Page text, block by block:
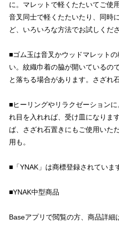
に。マレットで軽くたたいてご使
音叉同士で軽くたたいたり、同時
ど、いろいろな方法でお試しくださ
■ゴム玉は音叉かウッドマレット
い。紋織巾着の脇が開いているの
と落ちる場合があります。さざれ
■ヒーリングやリラクゼーション
れ目を入れれば、受け皿になりま
ば、さざれ石置きにもご使用いた
用も。
■「YNAK」は商標登録されていま
■YNAK中型商品 ​​​​​​​
Baseアプリで閲覧の方、商品詳細